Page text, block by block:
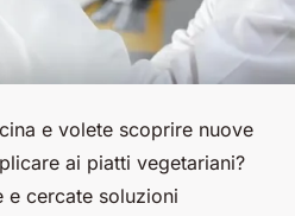
e volete scoprire nuove
ai piatti vegetariani?
e cercate soluzioni